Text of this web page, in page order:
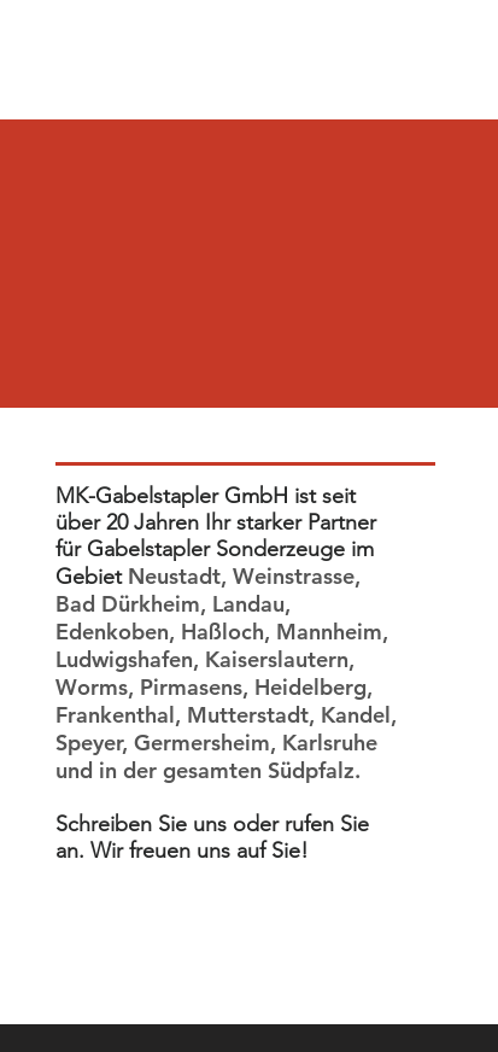
MK-Gabelstapler GmbH ist seit
über 20 Jahren Ihr starker Partner
für Gabelstapler Sonderzeuge im
Gebiet Neustadt, Weinstrasse,
Bad Dürkheim, Landau,
Edenkoben, Haßloch, Mannheim,
Ludwigshafen, Kaiserslautern,
Worms, Pirmasens, Heidelberg,
Frankenthal, Mutterstadt, Kandel,
Speyer, Germersheim, Karlsruhe
und in der gesamten Südpfalz.
Schreiben Sie uns oder rufen Sie
an. Wir freuen uns auf Sie!